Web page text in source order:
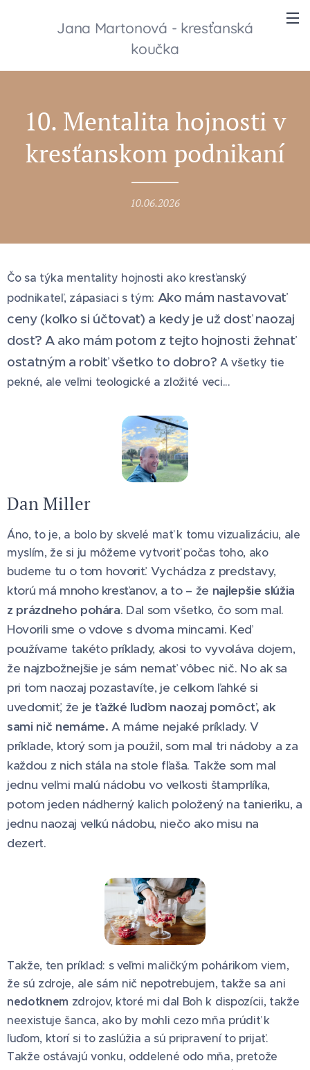
Jana Martonová - kresťanská
koučka
10. Mentalita hojnosti v
kresťanskom podnikaní
10.06.2026
Čo sa týka mentality hojnosti ako kresťanský
podnikateľ, zápasiaci s tým: Ako mám nastavovať
ceny (koľko si účtovať) a kedy je už dosť naozaj
dosť? A ako mám potom z tejto hojnosti žehnať
ostatným a robiť všetko to dobro?A všetky tie
pekné, ale veľmi teologické a zložité veci...
Dan Miller
Áno, to je, a bolo by skvelé mať k tomu vizualizáciu, ale
myslím, že si ju môžeme vytvoriť počas toho, ako
budeme tu o tom hovoriť. Vychádza z predstavy,
ktorú má mnoho kresťanov, a to – že najlepšie slúžia
z prázdneho pohára. Dal som všetko, čo som mal.
Hovorili sme o vdove s dvoma mincami. Keď
používame takéto príklady, akosi to vyvoláva dojem,
že najzbožnejšie je sám nemať vôbec nič. No ak sa
pri tom naozaj pozastavíte, je celkom ľahké si
uvedomiť, že je ťažké ľuďom naozaj pomôcť, ak
sami nič nemáme.A máme nejaké príklady. V
príklade, ktorý som ja použil, som mal tri nádoby a za
každou z nich stála na stole fľaša. Takže som mal
jednu veľmi malú nádobu vo veľkosti štamprlíka,
potom jeden nádherný kalich položený na tanieriku, a
jednu naozaj veľkú nádobu, niečo ako misu na
dezert.
Takže, ten príklad: s veľmi maličkým pohárikom viem,
že sú zdroje, ale sám nič nepotrebujem, takže sa ani
nedotknem zdrojov, ktoré mi dal Boh k dispozícii, takže
neexistuje šanca, ako by mohli cezo mňa prúdiť k
ľuďom, ktorí si to zaslúžia a sú pripravení to prijať.
Takže ostávajú vonku, oddelené odo mňa, pretože